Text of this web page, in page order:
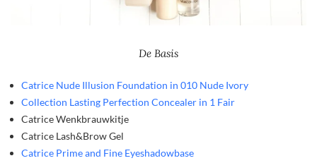
De Basis
Catrice Nude Illusion Foundation in 010 Nude Ivory
Collection Lasting Perfection Concealer in 1 Fair
Catrice Wenkbrauwkitje
Catrice Lash&Brow Gel
Catrice Prime and Fine Eyeshadowbase